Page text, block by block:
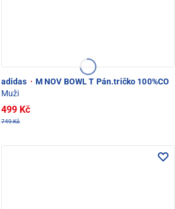
adidas · M NOV BOWL T Pán.tričko 100%CO
Muži
499 Kč
749 Kč